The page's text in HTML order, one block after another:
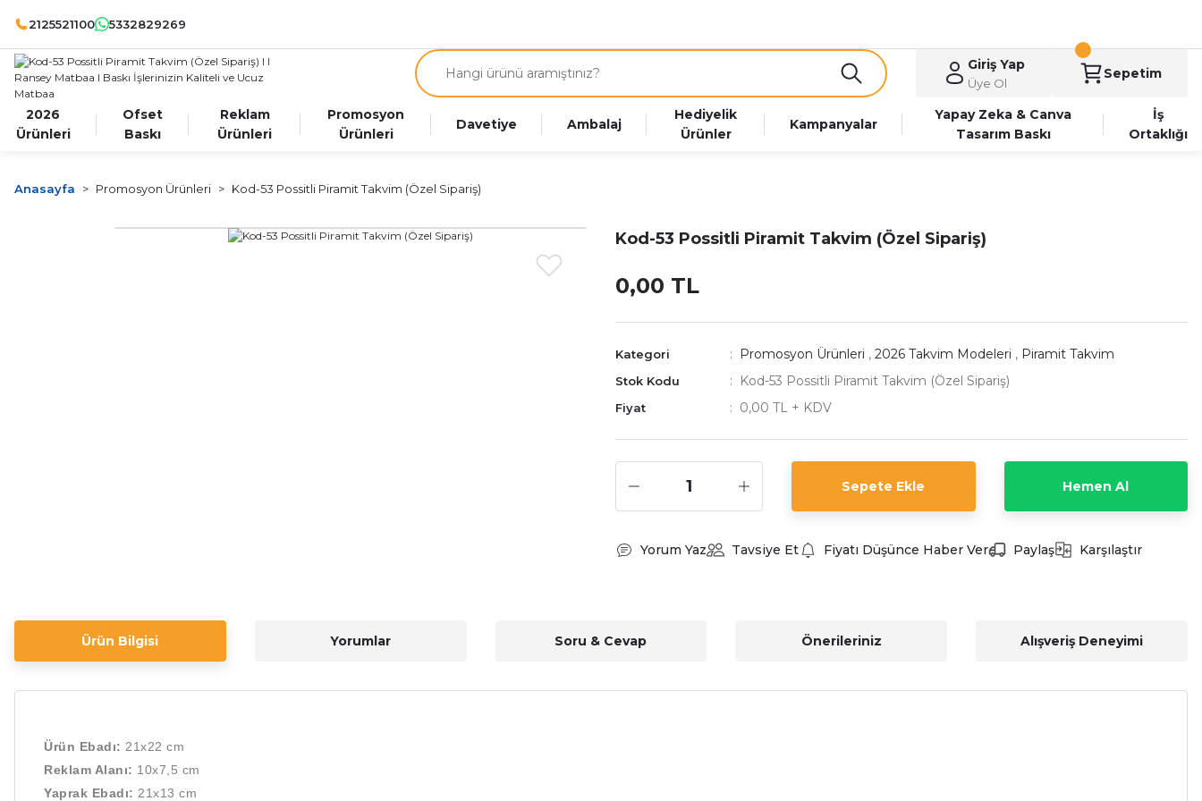
2125521100 5332829269
Giriş Yap
Üye Ol
Sepetim
2026
Ürünleri
Ofset
Baskı
Reklam
Ürünleri
Promosyon
Ürünleri
Davetiye Ambalaj
Hediyelik
Ürünler
Kampanyalar
Yapay Zeka & Canva
Tasarım Baskı
İş
Ortaklığı
Anasayfa Promosyon Ürünleri Kod-53 Possitli Piramit Takvim (Özel Sipariş)
Kod-53 Possitli Piramit Takvim (Özel Sipariş)
0,00 TL
Kategori Promosyon Ürünleri , 2026 Takvim Modeleri , Piramit Takvim
Stok Kodu Kod-53 Possitli Piramit Takvim (Özel Sipariş)
Fiyat 0,00 TL + KDV
Sepete Ekle Hemen Al
Yorum Yaz Tavsiye Et Fiyatı Düşünce Haber Ver Paylaş Karşılaştır
Ürün Bilgisi Yorumlar Soru & Cevap Önerileriniz Alışveriş Deneyimi
Ürün Ebadı: 21x22 cm
Reklam Alanı: 10x7,5 cm
Yaprak Ebadı: 21x13 cm